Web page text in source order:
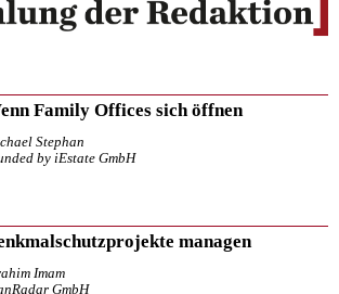
Family Offices sich öffnen
Stephan
by iEstate GmbH
managen
Imam
GmbH